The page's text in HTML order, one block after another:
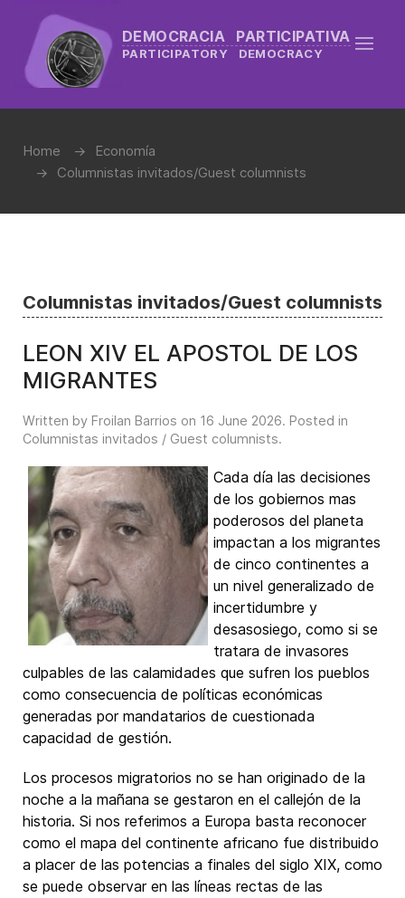
DEMOCRACIA PARTICIPATIVA
PARTICIPATORY DEMOCRACY
Home
Economía
Columnistas invitados/Guest columnists
Columnistas invitados/Guest columnists
LEON XIV EL APOSTOL DE LOS
MIGRANTES
Written by Froilan Barrios on 16 June 2026. Posted in
Columnistas invitados / Guest columnists.
Cada día las decisiones
de los gobiernos mas
poderosos del planeta
impactan a los migrantes
de cinco continentes a
un nivel generalizado de
incertidumbre y
desasosiego, como si se
tratara de invasores
culpables de las calamidades que sufren los pueblos
como consecuencia de políticas económicas
generadas por mandatarios de cuestionada
capacidad de gestión.
Los procesos migratorios no se han originado de la
noche a la mañana se gestaron en el callejón de la
historia. Si nos referimos a Europa basta reconocer
como el mapa del continente africano fue distribuido
a placer de las potencias a finales del siglo XIX, como
se puede observar en las líneas rectas de las